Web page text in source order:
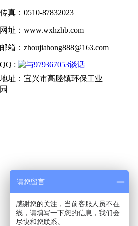
传真：0510-87832023
网址：www.wxhzhb.com
邮箱：zhoujiahong888@163.com
QQ :
地址：宜兴市高塍镇环保工业
园
请您留言
感谢您的关注，当前客服人员不在
线，请填写一下您的信息，我们会
尽快和您联系。